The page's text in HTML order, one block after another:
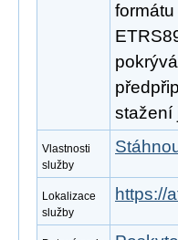
stažení
Vlastnosti
služby
Lokalizace
služby
https://